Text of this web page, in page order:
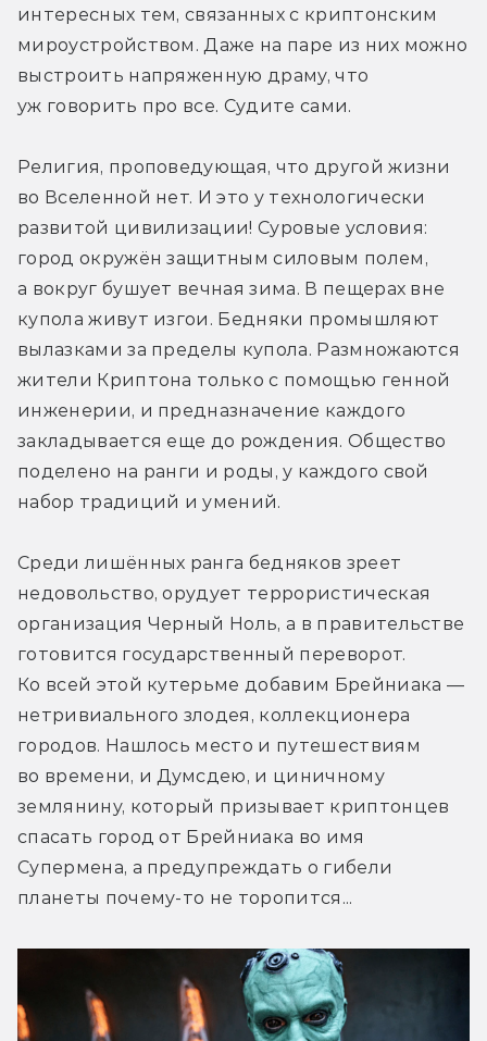
интересных тем, связанных с криптонским
мироустройством. Даже на паре из них можно
выстроить напряженную драму, что
уж говорить про все. Судите сами.
Религия, проповедующая, что другой жизни
во Вселенной нет. И это у технологически
развитой цивилизации! Суровые условия:
город окружён защитным силовым полем,
а вокруг бушует вечная зима. В пещерах вне
купола живут изгои. Бедняки промышляют
вылазками за пределы купола. Размножаются
жители Криптона только с помощью генной
инженерии, и предназначение каждого
закладывается еще до рождения. Общество
поделено на ранги и роды, у каждого свой
набор традиций и умений.
Среди лишённых ранга бедняков зреет
недовольство, орудует террористическая
организация Черный Ноль, а в правительстве
готовится государственный переворот.
Ко всей этой кутерьме добавим Брейниака —
нетривиального злодея, коллекционера
городов. Нашлось место и путешествиям
во времени, и Думсдею, и циничному
землянину, который призывает криптонцев
спасать город от Брейниака во имя
Супермена, а предупреждать о гибели
планеты почему-то не торопится...